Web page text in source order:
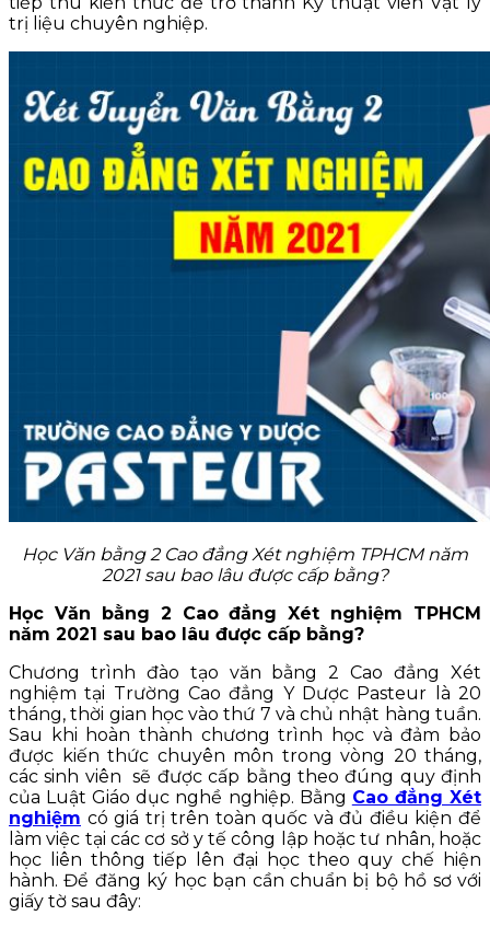
trị liệu chuyên nghiệp.
Học Văn bằng 2 Cao đẳng Xét nghiệm TPHCM năm
2021 sau bao lâu được cấp bằng?
Học Văn bằng 2 Cao đẳng Xét nghiệm TPHCM
năm 2021 sau bao lâu được cấp bằng?
Chương trình đào tạo văn bằng 2 Cao đẳng Xét
nghiệm tại Trường Cao đẳng Y Dược Pasteur là 20
tháng, thời gian học vào thứ 7 và chủ nhật hàng tuần.
Sau khi hoàn thành chương trình học và đảm bảo
được kiến thức chuyên môn trong vòng 20 tháng,
các sinh viên sẽ được cấp bằng theo đúng quy định
của Luật Giáo dục nghề nghiệp. Bằng Cao đẳng Xét
nghiệm có giá trị trên toàn quốc và đủ điều kiện để
làm việc tại các cơ sở y tế công lập hoặc tư nhân, hoặc
học liên thông tiếp lên đại học theo quy chế hiện
hành. Để đăng ký học bạn cần chuẩn bị bộ hồ sơ với
giấy tờ sau đây: